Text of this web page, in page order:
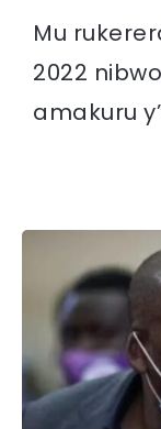
Mu
2022
amakuru